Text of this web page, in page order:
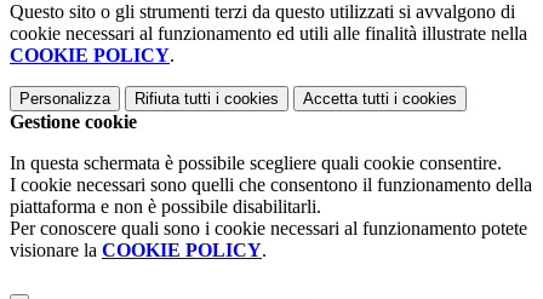
Questo sito o gli strumenti terzi da questo utilizzati si avvalgono di
cookie necessari al funzionamento ed utili alle finalità illustrate nella
COOKIE POLICY.
Personalizza Rifiuta tutti i cookies Accetta tutti i cookies
Gestione cookie
In questa schermata è possibile scegliere quali cookie consentire.
I cookie necessari sono quelli che consentono il funzionamento della
piattaforma e non è possibile disabilitarli.
Per conoscere quali sono i cookie necessari al funzionamento potete
visionare la COOKIE POLICY.